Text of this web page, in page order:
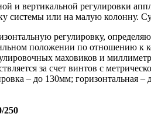
и вертикальной регулировки
системы или на малую колонну.
регулировку,
положении по отношению к
маховиков и
за счет винтов с
– до 130мм; горизонтальная –
250